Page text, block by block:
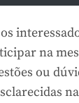
na
ou